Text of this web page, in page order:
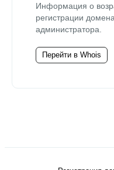
Информация о
регистрации
администратора.
Перейти в Whois